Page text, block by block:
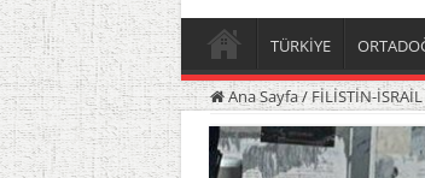
TÜRKİYE
Ana Sayfa/FİLİSTİN-İSRAİL